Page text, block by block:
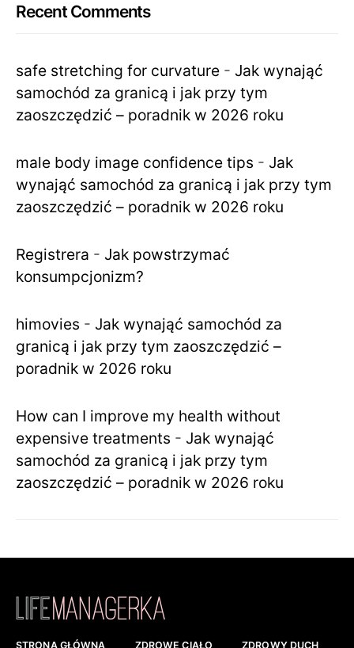
Recent Comments
safe stretching for curvature - Jak wynająć
samochód za granicą i jak przy tym
zaoszczędzić – poradnik w 2026 roku
male body image confidence tips - Jak
wynająć samochód za granicą i jak przy tym
zaoszczędzić – poradnik w 2026 roku
Registrera - Jak powstrzymać
konsumpcjonizm?
himovies - Jak wynająć samochód za
granicą i jak przy tym zaoszczędzić –
poradnik w 2026 roku
How can I improve my health without
expensive treatments - Jak wynająć
samochód za granicą i jak przy tym
zaoszczędzić – poradnik w 2026 roku
STRONA GŁÓWNA ZDROWE CIAŁO ZDROWY DUCH